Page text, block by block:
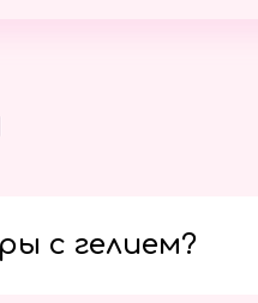
с гелием?